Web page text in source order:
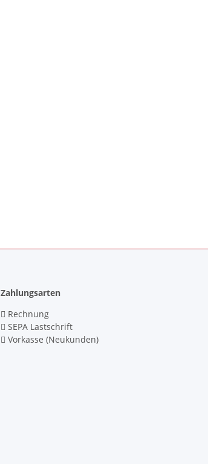
Zahlungsarten
Rechnung
SEPA Lastschrift
Vorkasse (Neukunden)